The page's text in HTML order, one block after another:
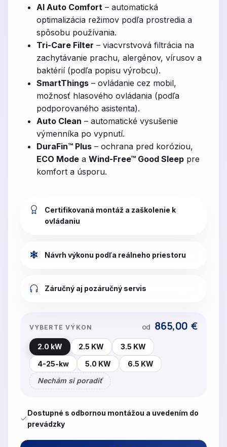
AI Auto Comfort – automatická
optimalizácia režimov podľa prostredia a
spôsobu používania.
Tri-Care Filter – viacvrstvová filtrácia na
zachytávanie prachu, alergénov, vírusov a
baktérií (podľa popisu výrobcu).
SmartThings – ovládanie cez mobil,
možnosť hlasového ovládania (podľa
podporovaného asistenta).
Auto Clean – automatické vysušenie
výmenníka po vypnutí.
DuraFin™ Plus – ochrana pred koróziou,
ECO Mode a Wind-Free™ Good Sleep pre
komfort a úsporu.
Certifikovaná montáž a zaškolenie k
ovládaniu
Návrh výkonu podľa reálneho priestoru
Záručný aj pozáručný servis
VYBERTE VÝKON od 865,00 €
2.0 kW 2.5 KW
3.5 KW
4-25-kw
5.0 KW
6.5 KW
Nechám si poradiť
Dostupné s odbornou montážou a uvedením do
prevádzky